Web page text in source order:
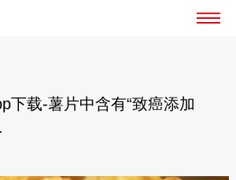
下载-薯片中含有“致癌添加